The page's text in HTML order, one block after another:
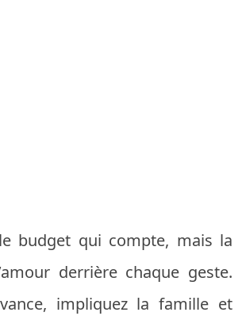
budget qui compte, mais la
derrière chaque geste.
impliquez la famille et